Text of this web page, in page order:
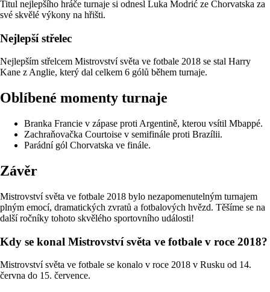
Titul nejlepšího hráče turnaje si odnesl Luka Modrić ze Chorvatska za
své skvělé výkony na hřišti.
Nejlepší střelec
Nejlepším střelcem Mistrovství světa ve fotbale 2018 se stal Harry
Kane z Anglie, který dal celkem 6 gólů během turnaje.
Oblíbené momenty turnaje
Branka Francie v zápase proti Argentině, kterou vsítil Mbappé.
Zachraňovačka Courtoise v semifinále proti Brazílii.
Parádní gól Chorvatska ve finále.
Závěr
Mistrovství světa ve fotbale 2018 bylo nezapomenutelným turnajem
plným emocí, dramatických zvratů a fotbalových hvězd. Těšíme se na
další ročníky tohoto skvělého sportovního události!
Kdy se konal Mistrovství světa ve fotbale v roce 2018?
Mistrovství světa ve fotbale se konalo v roce 2018 v Rusku od 14.
června do 15. července.